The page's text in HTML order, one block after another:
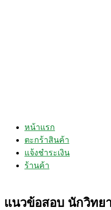
หน้าแรก
ตะกร้าสินค้า
แจ้งชำระเงิน
ร้านค้า
แนวข้อสอบ นักวิทย